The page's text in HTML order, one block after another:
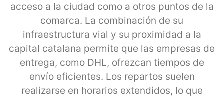
acceso a la ciudad como a otros puntos de la
comarca. La combinación de su
infraestructura vial y su proximidad a la
capital catalana permite que las empresas de
entrega, como DHL, ofrezcan tiempos de
envío eficientes. Los repartos suelen
realizarse en horarios extendidos, lo que